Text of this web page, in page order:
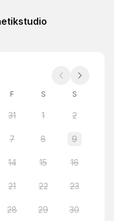
F S S
31 1 2
7 8 9
14 15 16
21 22 23
28 29 30